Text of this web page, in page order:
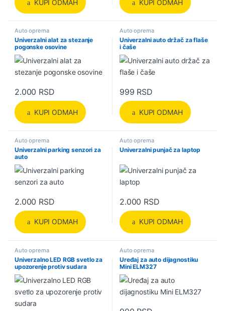
KUPI ODMAH KUPI ODMAH
Auto oprema
Univerzalni alat za stezanje
pogonske osovine
2.000 RSD
KUPI ODMAH
Auto oprema
Univerzalni auto držač za flaše
i čaše
999 RSD
KUPI ODMAH
Auto oprema
Univerzalni parking senzori za
auto
2.000 RSD
KUPI ODMAH
Auto oprema
Univerzalni punjač za laptop
2.000 RSD
KUPI ODMAH
Auto oprema
Univerzalno LED RGB svetlo za
upozorenje protiv sudara
Auto oprema
Uređaj za auto dijagnostiku
Mini ELM327